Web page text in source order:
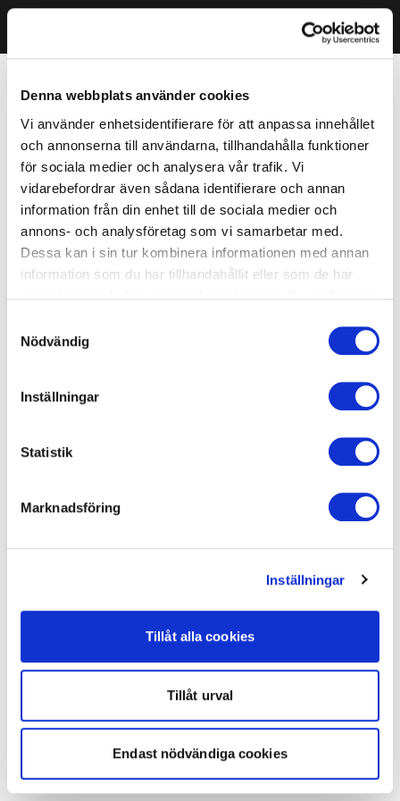
Denna webbplats använder cookies
Vi använder enhetsidentifierare för att anpassa innehållet
och annonserna till användarna, tillhandahålla funktioner
för sociala medier och analysera vår trafik. Vi
vidarebefordrar även sådana identifierare och annan
information från din enhet till de sociala medier och
annons- och analysföretag som vi samarbetar med.
Dessa kan i sin tur kombinera informationen med annan
information som du har tillhandahållit eller som de har
Nödvändig
Inställningar
Statistik
Marknadsföring
Inställningar
Tillåt alla cookies
Tillåt urval
Endast nödvändiga cookies